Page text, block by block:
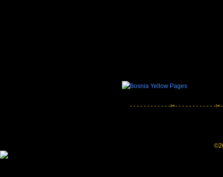
- - - - - - - - - - - -✂- - - - - - - - - - - -